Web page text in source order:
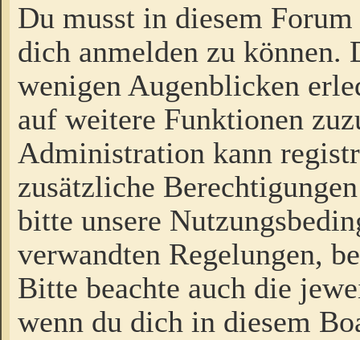
Du musst in diesem
dich anmelden zu
wenigen Augenblicken
auf weitere Funktionen
Administration kann
zusätzliche
bitte unsere
verwandten Regelungen,
Bitte beachte auch die
wenn du dich in diesem